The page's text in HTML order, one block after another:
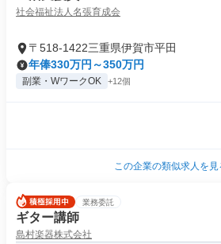
社会福祉法人名張育成会
〒518-1422三重県伊賀市平田
年俸330万円～350万円
副業・WワークOK +12個
この企業の類似求人を見
業務委託
ギター講師
島村楽器株式会社